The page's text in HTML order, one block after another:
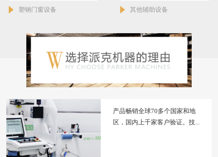
塑钢门窗设备 其他辅助设备
产品畅销全球70多个国家和地
区，国内上千家客户验证。技...